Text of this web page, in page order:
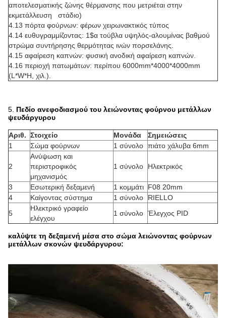
αποτελεσματικής ζώνης θέρμανσης που μετριέται στην
εκμετάλλευση στάδιο)
4.13 πόρτα φούρνων: φέρων χειρωνακτικός τύπος
4.14 ευθυγραμμίζοντας: 1$α τούβλα υψηλός-αλουμίνας βαθμού
στρώμα συντήρησης θερμότητας ινών πορσελάνης.
4.15 αφαίρεση καπνών: φυσική ανοδική αφαίρεση καπνών.
4.16 περιοχή πατωμάτων: περίπου 6000mm*4000*4000mm
(L*W*H, χιλ.).
5. Πεδίο ανεφοδιασμού του λειώνοντας φούρνου μετάλλων
ψευδάργυρου
Αριθ. Στοιχείο Μονάδα
Σημειώσεις
1
Σώμα φούρνων 1 σύνολο πιάτο χάλυβα 6mm
2
Ανύψωση και
περιστροφικός
μηχανισμός
1 σύνολο Ηλεκτρικός
3 Εσωτερική δεξαμενή 1 κομμάτι F08 20mm
4
Καίγοντας σύστημα 1 σύνολο
RIELLO
5
Ηλεκτρικό γραφείο
ελέγχου
1 σύνολο Έλεγχος PID
καλύψτε τη δεξαμενή μέσα στο σώμα λειώνοντας φούρνων
μετάλλων σκονών ψευδάργυρου: